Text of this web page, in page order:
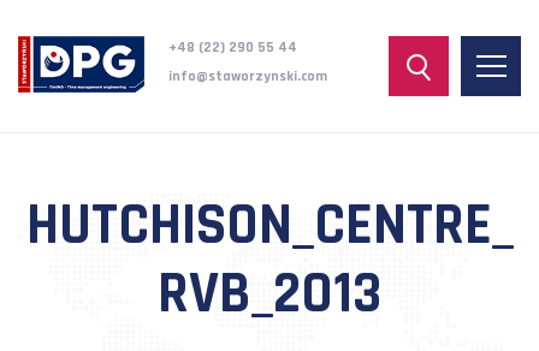
+48 (22) 290 55 44
info@staworzynski.com
HUTCHISON_CENTRE_
RVB_2013